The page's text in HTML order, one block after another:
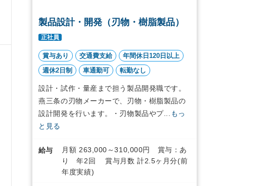
製品設計・開発（刃物・樹脂製品）
正社員
賞与あり 交通費支給
年間休日120日以上
週休2日制
車通勤可 転勤なし
設計・試作・量産まで担う製品開発職です。
燕三条の刃物メーカーで、刃物・樹脂製品の
設計開発を行います。・刃物製品やプ... もっ
と見る
給与
月額 263,000～310,000円 賞与：あ
り 年2回 賞与月数 計2.5ヶ月分(前
年度実績)